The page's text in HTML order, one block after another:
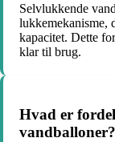
Selvlukkende
lukkemekanisme,
kapacitet. Dette
klar til brug.
Hvad er
vandballoner?